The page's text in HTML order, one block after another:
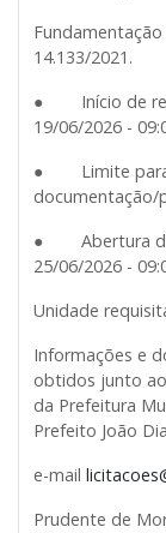
Fundamentação
14.133/2021.
● Início de
19/06/2026 -
● Limite para
documentação/
● Abertura
25/06/2026 -
Unidade
Informações e
obtidos junto
da Prefeitura
Prefeito João
e-mail
Prudente de